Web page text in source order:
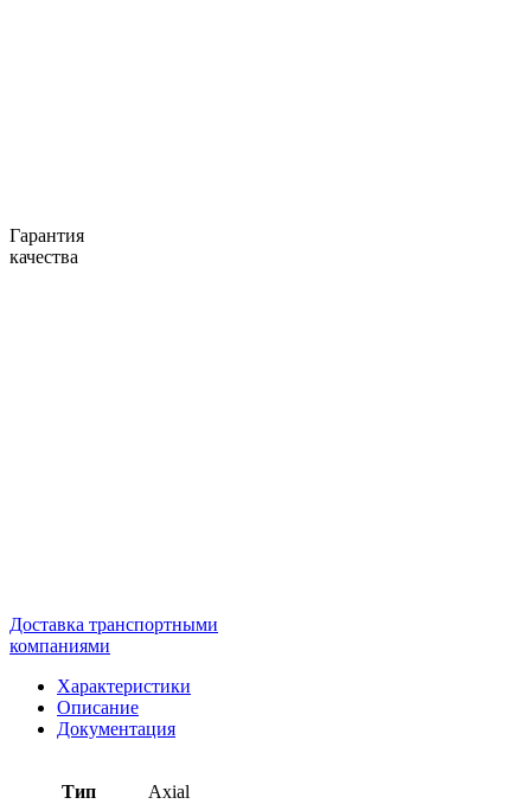
Гарантия
качества
Доставка транспортными
компаниями
Характеристики
Описание
Документация
Тип Axial